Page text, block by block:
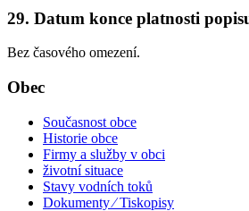
29. Datum konce platnosti
Bez časového omezení.
Obec
Současnost obce
Historie obce
Firmy a služby v obci
životní situace
Stavy vodních toků
Dokumenty ⁄ Tiskopisy